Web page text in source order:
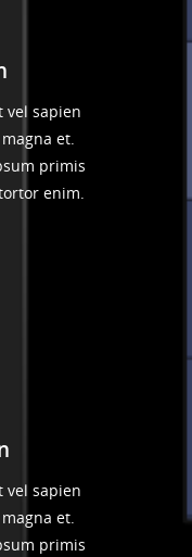
vel sapien
et.
primis
enim.
vel sapien
et.
primis